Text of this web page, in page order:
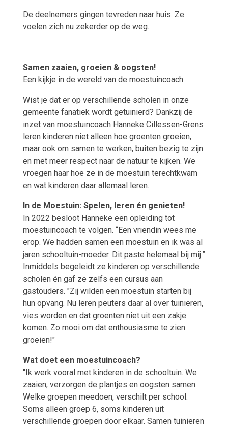
De deelnemers gingen tevreden naar huis. Ze
voelen zich nu zekerder op de weg.
Samen zaaien, groeien & oogsten!
Een kijkje in de wereld van de moestuincoach
Wist je dat er op verschillende scholen in onze
gemeente fanatiek wordt getuinierd? Dankzij de
inzet van moestuincoach Hanneke Cillessen-Grens
leren kinderen niet alleen hoe groenten groeien,
maar ook om samen te werken, buiten bezig te zijn
en met meer respect naar de natuur te kijken. We
vroegen haar hoe ze in de moestuin terechtkwam
en wat kinderen daar allemaal leren.
In de Moestuin: Spelen, leren én genieten!
In 2022 besloot Hanneke een opleiding tot
moestuincoach te volgen. “Een vriendin wees me
erop. We hadden samen een moestuin en ik was al
jaren schooltuin-moeder. Dit paste helemaal bij mij.”
Inmiddels begeleidt ze kinderen op verschillende
scholen én gaf ze zelfs een cursus aan
gastouders. "Zij wilden een moestuin starten bij
hun opvang. Nu leren peuters daar al over tuinieren,
vies worden en dat groenten niet uit een zakje
komen. Zo mooi om dat enthousiasme te zien
groeien!"
Wat doet een moestuincoach?
"Ik werk vooral met kinderen in de schooltuin. We
zaaien, verzorgen de plantjes en oogsten samen.
Welke groepen meedoen, verschilt per school.
Soms alleen groep 6, soms kinderen uit
verschillende groepen door elkaar. Samen tuinieren